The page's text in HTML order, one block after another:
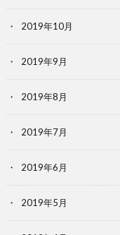
2019年10月
2019年9月
2019年8月
2019年7月
2019年6月
2019年5月